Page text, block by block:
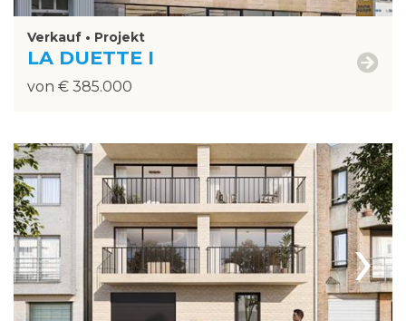
Verkauf • Projekt
LA DUETTE I
von € 385.000
›